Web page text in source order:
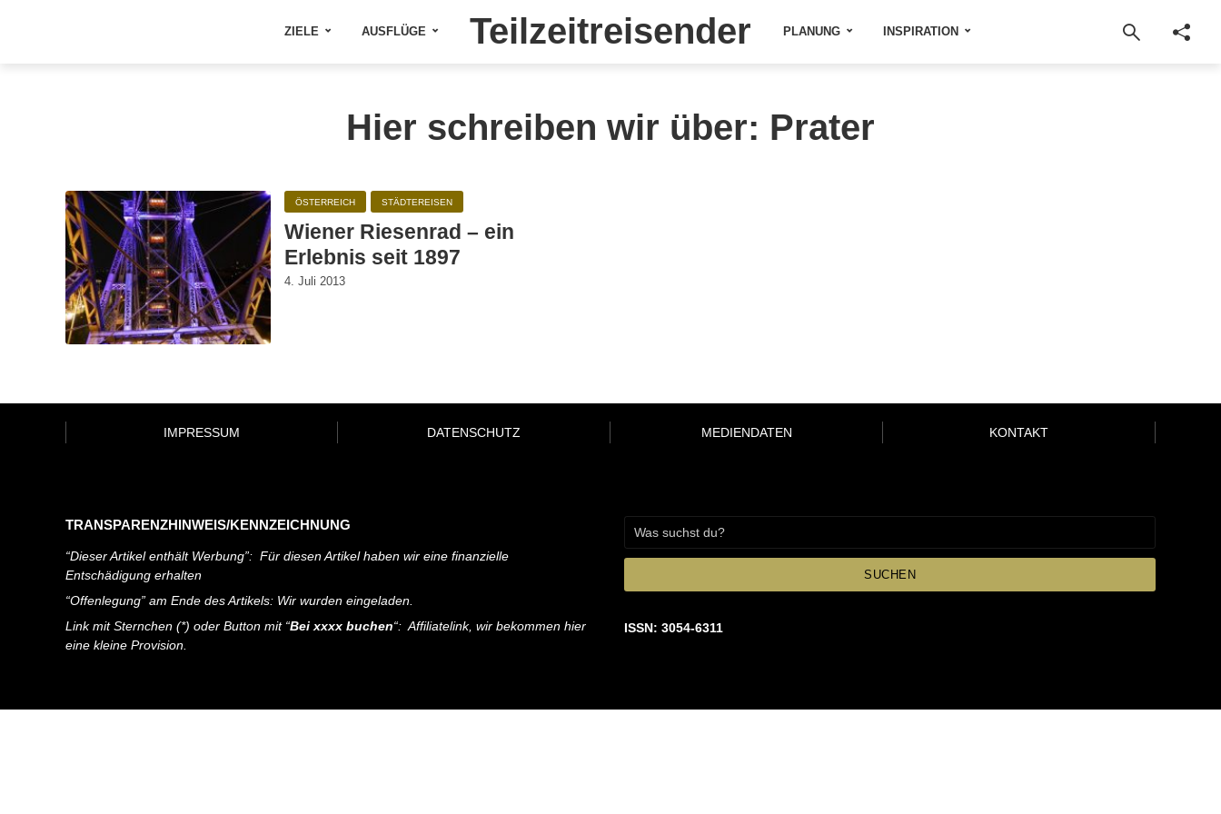
ZIELE AUSFLÜGE Teilzeitreisender PLANUNG INSPIRATION
Hier schreiben wir über: Prater
ÖSTERREICH STÄDTEREISEN
Wiener Riesenrad – ein
Erlebnis seit 1897
4. Juli 2013
IMPRESSUM DATENSCHUTZ MEDIENDATEN KONTAKT
TRANSPARENZHINWEIS/KENNZEICHNUNG
“Dieser Artikel enthält Werbung”: Für diesen Artikel haben wir eine finanzielle
Entschädigung erhalten
“Offenlegung” am Ende des Artikels: Wir wurden eingeladen.
Link mit Sternchen (*) oder Button mit “Bei xxxx buchen“: Affiliatelink, wir bekommen hier
eine kleine Provision.
SUCHEN
ISSN: 3054-6311